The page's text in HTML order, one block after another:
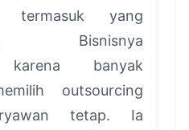
termasuk yang
Bisnisnya
karena banyak
outsourcing
tetap. Ia